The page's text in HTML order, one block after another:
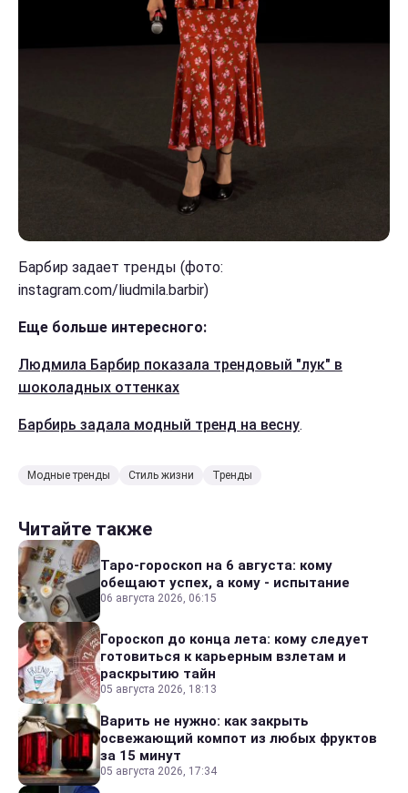
Барбир задает тренды (фото:
instagram.com/liudmila.barbir)
Еще больше интересного:
Людмила Барбир показала трендовый "лук" в
шоколадных оттенках
Барбирь задала модный тренд на весну.
Модные тренды Стиль жизни Тренды
Читайте также
Таро-гороскоп на 6 августа: кому
обещают успех, а кому - испытание
06 августа 2026, 06:15
Гороскоп до конца лета: кому следует
готовиться к карьерным взлетам и
раскрытию тайн
05 августа 2026, 18:13
Варить не нужно: как закрыть
освежающий компот из любых фруктов
за 15 минут
05 августа 2026, 17:34